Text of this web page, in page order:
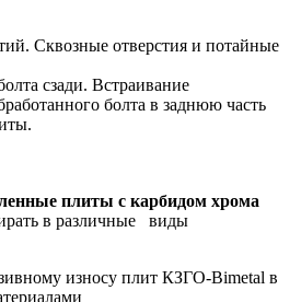
Сквозные отверстия и потайные
сзади. Встраивание
болта в заднюю часть
плиты с карбидом хрома
в различные виды
износу плит КЗГО-Bimetal в